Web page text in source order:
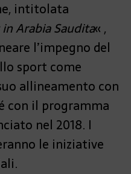
intitolata
Arabia Saudita« ,
l’impegno del
sport come
allineamento con
con il programma
nel 2018. I
le iniziative